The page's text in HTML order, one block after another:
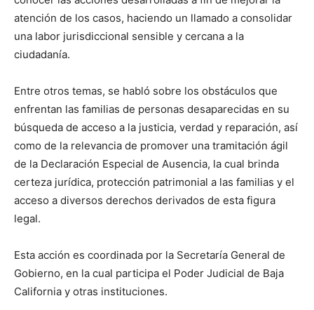
atención de los casos, haciendo un llamado a consolidar
una labor jurisdiccional sensible y cercana a la
ciudadanía.
Entre otros temas, se habló sobre los obstáculos que
enfrentan las familias de personas desaparecidas en su
búsqueda de acceso a la justicia, verdad y reparación, así
como de la relevancia de promover una tramitación ágil
de la Declaración Especial de Ausencia, la cual brinda
certeza jurídica, protección patrimonial a las familias y el
acceso a diversos derechos derivados de esta figura
legal.
Esta acción es coordinada por la Secretaría General de
Gobierno, en la cual participa el Poder Judicial de Baja
California y otras instituciones.